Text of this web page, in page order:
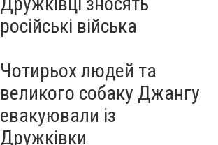
російські війська
Чотирьох людей та
великого собаку Джангу
евакуювали із
Дружківки